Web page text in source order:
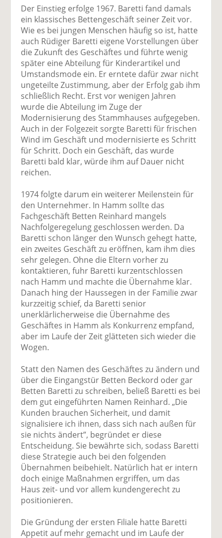
Der Einstieg erfolge 1967. Baretti fand damals
ein klassisches Bettengeschäft seiner Zeit vor.
Wie es bei jungen Menschen häufig so ist, hatte
auch Rüdiger Baretti eigene Vorstellungen über
die Zukunft des Geschäftes und führte wenig
später eine Abteilung für Kinderartikel und
Umstandsmode ein. Er erntete dafür zwar nicht
ungeteilte Zustimmung, aber der Erfolg gab ihm
schließlich Recht. Erst vor wenigen Jahren
wurde die Abteilung im Zuge der
Modernisierung des Stammhauses aufgegeben.
Auch in der Folgezeit sorgte Baretti für frischen
Wind im Geschäft und modernisierte es Schritt
für Schritt. Doch ein Geschäft, das wurde
Baretti bald klar, würde ihm auf Dauer nicht
reichen.
1974 folgte darum ein weiterer Meilenstein für
den Unternehmer. In Hamm sollte das
Fachgeschäft Betten Reinhard mangels
Nachfolgeregelung geschlossen werden. Da
Baretti schon länger den Wunsch gehegt hatte,
ein zweites Geschäft zu eröffnen, kam ihm dies
sehr gelegen. Ohne die Eltern vorher zu
kontaktieren, fuhr Baretti kurzentschlossen
nach Hamm und machte die Übernahme klar.
Danach hing der Haussegen in der Familie zwar
kurzzeitig schief, da Baretti senior
unerklärlicherweise die Übernahme des
Geschäftes in Hamm als Konkurrenz empfand,
aber im Laufe der Zeit glätteten sich wieder die
Wogen.
Statt den Namen des Geschäftes zu ändern und
über die Eingangstür Betten Beckord oder gar
Betten Baretti zu schreiben, beließ Baretti es bei
dem gut eingeführten Namen Reinhard. „Die
Kunden brauchen Sicherheit, und damit
signalisiere ich ihnen, dass sich nach außen für
sie nichts ändert”, begründet er diese
Entscheidung. Sie bewährte sich, sodass Baretti
diese Strategie auch bei den folgenden
Übernahmen beibehielt. Natürlich hat er intern
doch einige Maßnahmen ergriffen, um das
Haus zeit- und vor allem kundengerecht zu
positionieren.
Die Gründung der ersten Filiale hatte Baretti
Appetit auf mehr gemacht und im Laufe der